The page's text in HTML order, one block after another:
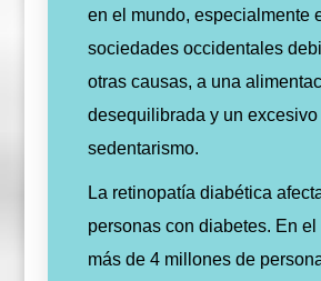
en el mundo, especialmente
sociedades occidentales
otras causas, a una
desequilibrada y un excesivo
sedentarismo.
La retinopatía diabética
personas con diabetes. En el
más de 4 millones de